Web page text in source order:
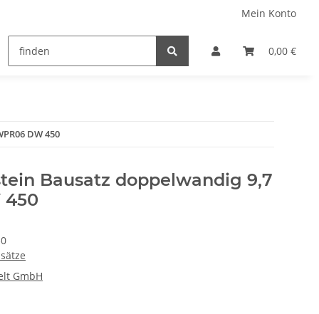
Mein Konto
0,00 €
DW 450
Bausatz doppelwandig 9,7
450
GmbH